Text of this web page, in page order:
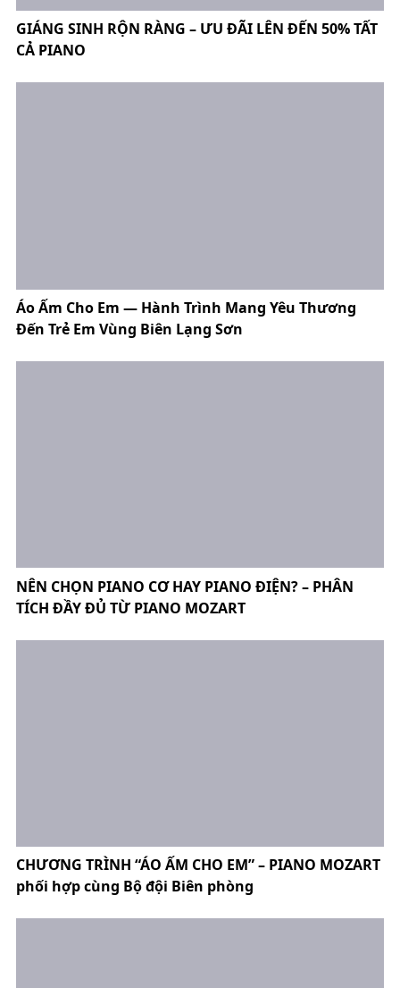
GIÁNG SINH RỘN RÀNG – ƯU ĐÃI LÊN ĐẾN 50% TẤT
CẢ PIANO
Áo Ấm Cho Em — Hành Trình Mang Yêu Thương
Đến Trẻ Em Vùng Biên Lạng Sơn
NÊN CHỌN PIANO CƠ HAY PIANO ĐIỆN? – PHÂN
TÍCH ĐẦY ĐỦ TỪ PIANO MOZART
CHƯƠNG TRÌNH “ÁO ẤM CHO EM” – PIANO MOZART
phối hợp cùng Bộ đội Biên phòng